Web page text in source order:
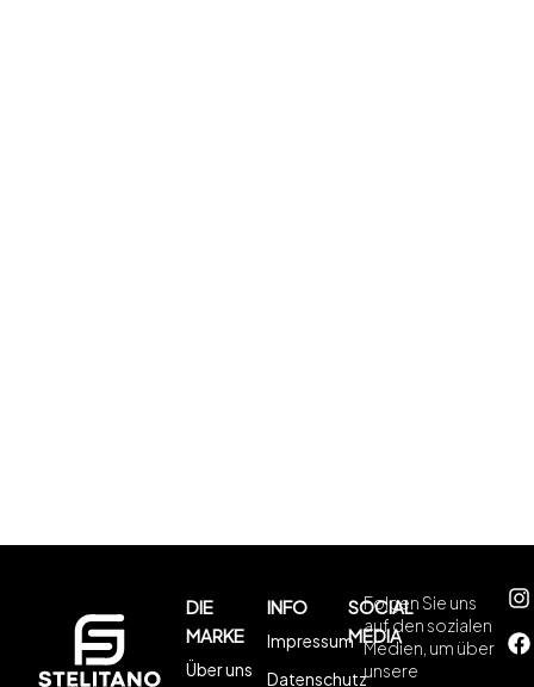
DIE
MARKE
Über uns
INFO
Impressum
Datenschutz
SOCIAL
MEDIA
Folgen Sie uns
auf den sozialen
Medien, um über
unsere